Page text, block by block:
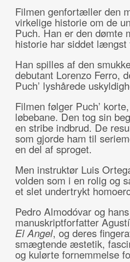
Filmen genfortæller den
virkelige historie om de
Puch. Han er den dømte
historie har siddet
Han spilles af den
debutant Lorenzo Ferro,
Puch’ lyshårede
Filmen følger Puch’
løbebane. Den tog sin
en stribe indbrud. De
som gjorde ham til
en del af sproget.
Men instruktør Luis
volden som i en rolig og
et slet undertrykt
Pedro Almodóvar og
manuskriptforfatter
El Angel, og deres
smægtende æstetik,
og kulørte fornemmelse